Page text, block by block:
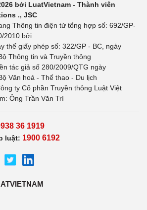
bởi LuatVietnam - Thành viên
., JSC
Thông tin điện tử tổng hợp số: 692/GP-
2010 bởi
thế giấy phép số: 322/GP - BC, ngày
Thông tin và Truyền thông
tác giả số 280/2009/QTG ngày
Văn hoá - Thể thao - Du lịch
ty Cổ phần Truyền thông Luật Việt
Ông Trần Văn Trí
36 1919
luật: 1900 6192